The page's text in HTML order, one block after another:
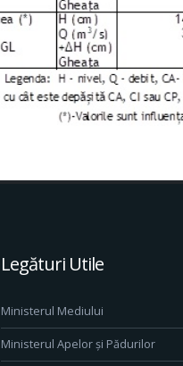
Legături Utile
Ministerul Mediului
Ministerul Apelor și Pădurilor